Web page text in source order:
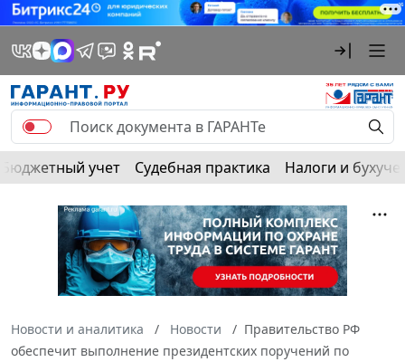
Бюджетный учет Судебная практика Налоги и
Новости и аналитика Новости
Правительство РФ
обеспечит выполнение президентских поручений по